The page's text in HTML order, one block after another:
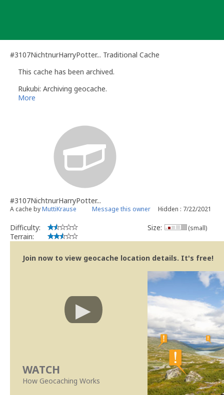
#3107NichtnurHarryPotter... Traditional Cache
This cache has been archived.
Rukubi: Archiving geocache.
More
#3107NichtnurHarryPotter...
A cache byMuttiKrause Message this owner Hidden : 7/22/2021
Difficulty:
Terrain:
Size: (small)
Join now to view geocache location details. It's free!
WATCH
How Geocaching Works